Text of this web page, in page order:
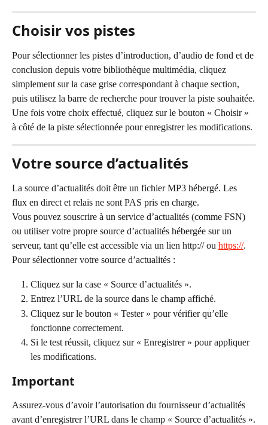
Choisir vos pistes
Pour sélectionner les pistes d’introduction, d’audio de fond et de
conclusion depuis votre bibliothèque multimédia, cliquez
simplement sur la case grise correspondant à chaque section,
puis utilisez la barre de recherche pour trouver la piste souhaitée.
Une fois votre choix effectué, cliquez sur le bouton « Choisir »
à côté de la piste sélectionnée pour enregistrer les modifications.
Votre source d’actualités
La source d’actualités doit être un fichier MP3 hébergé. Les
flux en direct et relais ne sont PAS pris en charge.
Vous pouvez souscrire à un service d’actualités (comme FSN)
ou utiliser votre propre source d’actualités hébergée sur un
serveur, tant qu’elle est accessible via un lien http:// ou https://.
Pour sélectionner votre source d’actualités :
Cliquez sur la case « Source d’actualités ».
Entrez l’URL de la source dans le champ affiché.
Cliquez sur le bouton « Tester » pour vérifier qu’elle
fonctionne correctement.
Si le test réussit, cliquez sur « Enregistrer » pour appliquer
les modifications.
Important
Assurez-vous d’avoir l’autorisation du fournisseur d’actualités
avant d’enregistrer l’URL dans le champ « Source d’actualités ».